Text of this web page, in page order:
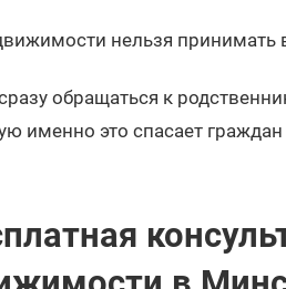
нельзя принимать
обращаться к
именно это спасает